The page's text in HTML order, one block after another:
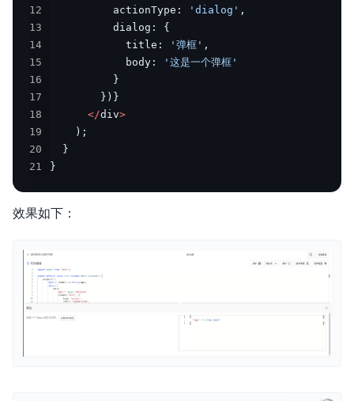
12
          actionType
: 'dialog' ,
13
          dialog
:
{
14
            title
: '弹框' ,
15
            body
:
'这是一个弹框'
16
}
17
} ) }
18
</div>
19
) ;
20
}
21
}
效果如下：